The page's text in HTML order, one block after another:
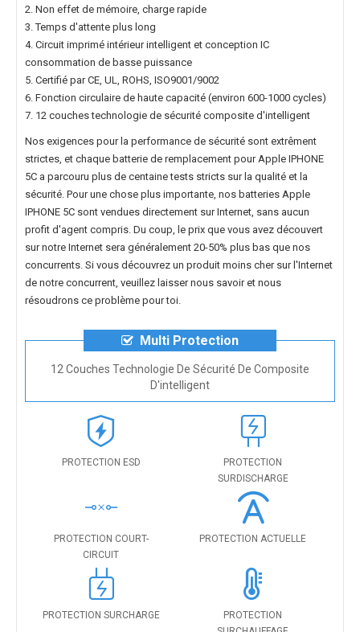
2. Non effet de mémoire, charge rapide
3. Temps d'attente plus long
4. Circuit imprimé intérieur intelligent et conception IC
consommation de basse puissance
5. Certifié par CE, UL, ROHS, ISO9001/9002
6. Fonction circulaire de haute capacité (environ 600-1000 cycles)
7. 12 couches technologie de sécurité composite d'intelligent
Nos exigences pour la performance de sécurité sont extrêment
strictes, et chaque batterie de remplacement pour Apple IPHONE
5C a parcouru plus de centaine tests stricts sur la qualité et la
sécurité. Pour une chose plus importante, nos batteries Apple
IPHONE 5C sont vendues directement sur Internet, sans aucun
profit d'agent compris. Du coup, le prix que vous avez découvert
sur notre Internet sera généralement 20-50% plus bas que nos
concurrents. Si vous découvrez un produit moins cher sur l'Internet
de notre concurrent, veuillez laisser nous savoir et nous
résoudrons ce problème pour toi.
Multi Protection
12 Couches Technologie De Sécurité De Composite
D'intelligent
PROTECTION ESD
PROTECTION
SURDISCHARGE
PROTECTION COURT-
CIRCUIT
PROTECTION ACTUELLE
PROTECTION SURCHARGE
PROTECTION